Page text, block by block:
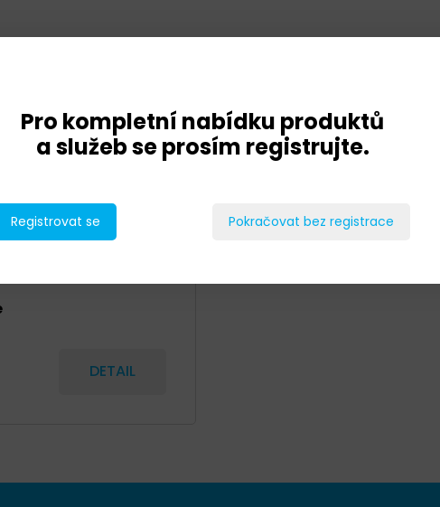
DETAIL
Pro kompletní nabídku produktů
a služeb se prosím registrujte.
Registrovat se Pokračovat bez registrace